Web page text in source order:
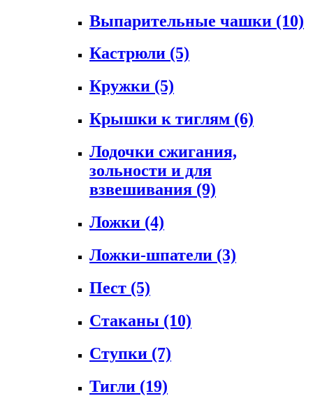
Выпарительные чашки (10)
Кастрюли (5)
Кружки (5)
Крышки к тиглям (6)
Лодочки сжигания,
зольности и для
взвешивания (9)
Ложки (4)
Ложки-шпатели (3)
Пест (5)
Стаканы (10)
Ступки (7)
Тигли (19)